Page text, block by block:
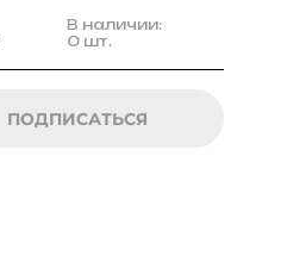
В наличии:
0 шт.
ПОДПИСАТЬСЯ